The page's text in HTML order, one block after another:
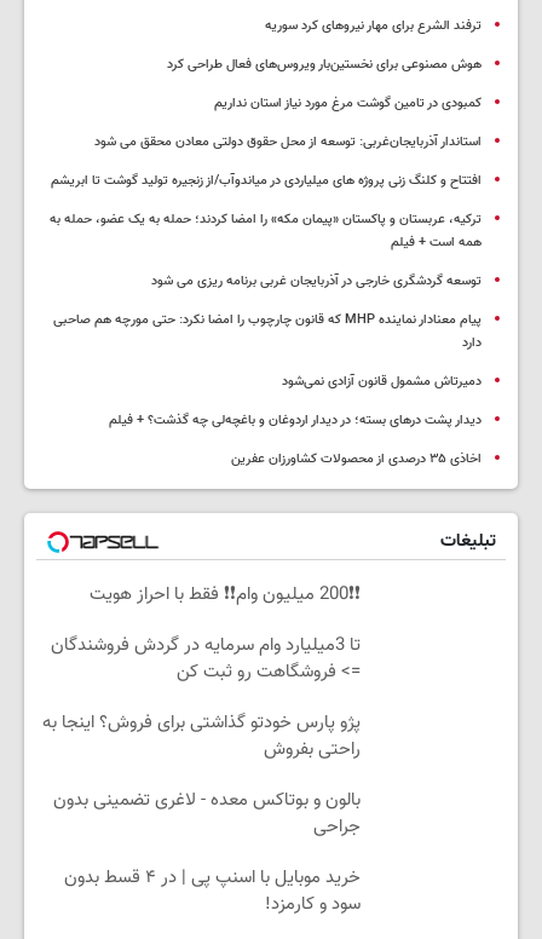
ترفند الشرع برای مهار نیروهای کرد سوریه
هوش مصنوعی برای نخستین‌بار ویروس‌های فعال طراحی کرد
کمبودی در تامین گوشت مرغ مورد نیاز استان نداریم
استاندار آذربایجان‌غربی: توسعه از محل حقوق دولتی معادن محقق می شود
افتتاح و کلنگ زنی پروژه های میلیاردی در میاندوآب/از زنجیره تولید گوشت تا ابریشم
ترکیه، عربستان و پاکستان «پیمان مکه» را امضا کردند؛ حمله به یک عضو، حمله به
همه است + فیلم
توسعه گردشگری خارجی در آذربایجان غربی برنامه ریزی می شود
پیام معنادار نماینده MHP که قانون چارچوب را امضا نکرد: حتی مورچه هم صاحبی
دارد
دمیرتاش مشمول قانون آزادی نمی‌شود
دیدار پشت درهای بسته؛ در دیدار اردوغان و باغچه‌لی چه گذشت؟ + فیلم
اخاذی ۳۵ درصدی از محصولات کشاورزان عفرین
تبلیغات
❗❗200 میلیون وام❗❗ فقط با احراز هویت
تا 3میلیارد وام سرمایه در گردش فروشندگان
=> فروشگاهت رو ثبت کن
پژو پارس خودتو گذاشتی برای فروش؟ اینجا به
راحتی بفروش
بالون و بوتاکس معده - لاغری تضمینی بدون
جراحی
خرید موبایل با اسنپ پی | در ۴ قسط بدون
سود و کارمزد!